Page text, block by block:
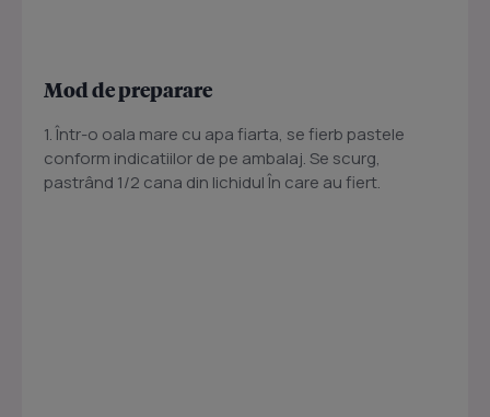
Mod de preparare
1. Într-o oala mare cu apa fiarta, se fierb pastele
conform indicatiilor de pe ambalaj. Se scurg,
pastrând 1/2 cana din lichidul În care au fiert.